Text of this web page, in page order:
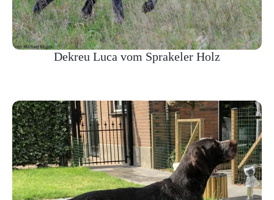
Dekreu Luca vom Sprakeler Holz